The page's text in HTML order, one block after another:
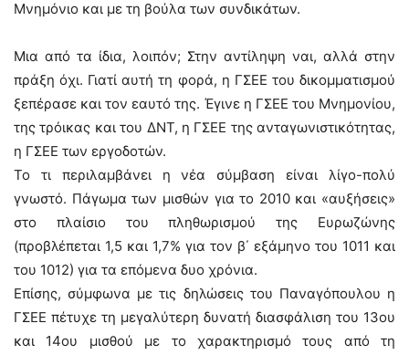
Μνημόνιο και με τη βούλα των συνδικάτων.
Μια από τα ίδια, λοιπόν; Στην αντίληψη ναι, αλλά στην
πράξη όχι. Γιατί αυτή τη φορά, η ΓΣΕΕ του δικομματισμού
ξεπέρασε και τον εαυτό της. Έγινε η ΓΣΕΕ του Μνημονίου,
της τρόικας και του ΔΝΤ, η ΓΣΕΕ της ανταγωνιστικότητας,
η ΓΣΕΕ των εργοδοτών.
Το τι περιλαμβάνει η νέα σύμβαση είναι λίγο-πολύ
γνωστό. Πάγωμα των μισθών για το 2010 και «αυξήσεις»
στο πλαίσιο του πληθωρισμού της Ευρωζώνης
(προβλέπεται 1,5 και 1,7% για τον β΄ εξάμηνο του 1011 και
του 1012) για τα επόμενα δυο χρόνια.
Επίσης, σύμφωνα με τις δηλώσεις του Παναγόπουλου η
ΓΣΕΕ πέτυχε τη μεγαλύτερη δυνατή διασφάλιση του 13ου
και 14ου μισθού με το χαρακτηρισμό τους από τη